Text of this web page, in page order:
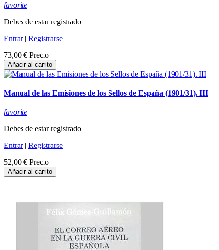
favorite
Debes de estar registrado
Entrar| Registrarse
73,00 € Precio
Añadir al carrito
Manual de las Emisiones de los Sellos de España (1901/31). III
favorite
Debes de estar registrado
Entrar| Registrarse
52,00 € Precio
Añadir al carrito